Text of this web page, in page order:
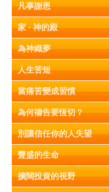
凡事謝恩
家 ‧ 神的殿
為神織夢
人生苦短
當痛苦變成習慣
為何禱告要恆切？
別讓信任你的人失望
豐盛的生命
擴闊投資的視野